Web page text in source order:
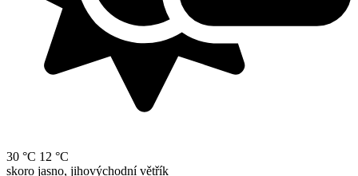
30 °C 12 °C
skoro jasno, jihovýchodní větřík